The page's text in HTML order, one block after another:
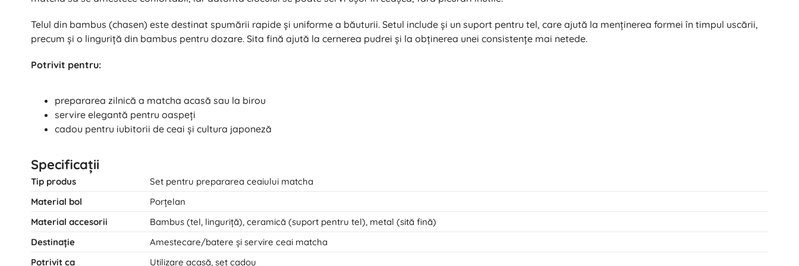
Telul din bambus (chasen) este destinat spumării rapide și uniforme a băuturii. Setul include și un suport pentru tel, care ajută la menținerea formei în timpul uscării,
precum și o linguriță din bambus pentru dozare. Sita fină ajută la cernerea pudrei și la obținerea unei consistențe mai netede.
Potrivit pentru:
prepararea zilnică a matcha acasă sau la birou
servire elegantă pentru oaspeți
cadou pentru iubitorii de ceai și cultura japoneză
Specificații
Tip produs
Set pentru prepararea ceaiului matcha
Material bol
Porțelan
Material accesorii
Bambus (tel, linguriță), ceramică (suport pentru tel), metal (sită fină)
Destinație
Amestecare/batere și servire ceai matcha
Potrivit ca
Utilizare acasă, set cadou